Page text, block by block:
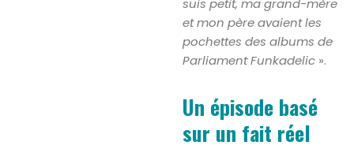
suis petit, ma grand-mère
et mon père avaient les
pochettes des albums de
Parliament Funkadelic ».
Un épisode basé
sur un fait réel